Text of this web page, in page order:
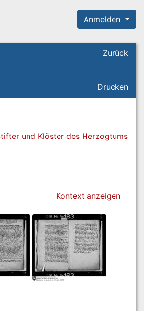
Anmelden
Zurück
Drucken
und Klöster des Herzogtums
Kontext anzeigen